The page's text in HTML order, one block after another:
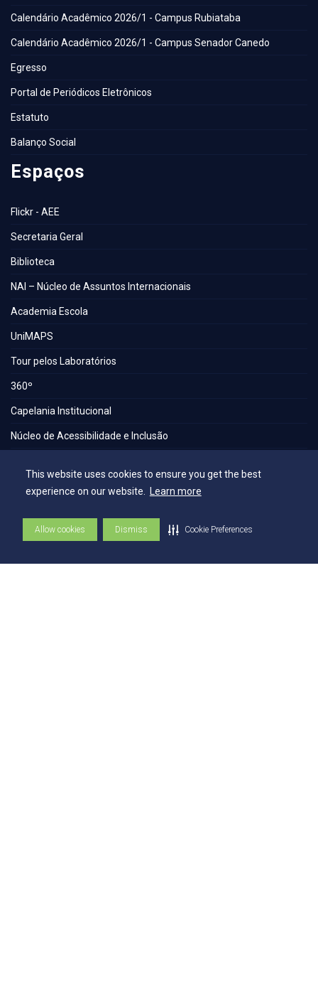
This website uses cookies to ensure you get the best
experience on our website. Learn more
Allow cookies Dismiss Cookie Preferences
Calendário Acadêmico 2026/1 - Campus Rubiataba
Calendário Acadêmico 2026/1 - Campus Senador Canedo
Egresso
Portal de Periódicos Eletrônicos
Estatuto
Balanço Social
Espaços
Flickr - AEE
Secretaria Geral
Biblioteca
NAI – Núcleo de Assuntos Internacionais
Academia Escola
UniMAPS
Tour pelos Laboratórios
360º
Capelania Institucional
Núcleo de Acessibilidade e Inclusão
Contatos
Contatos